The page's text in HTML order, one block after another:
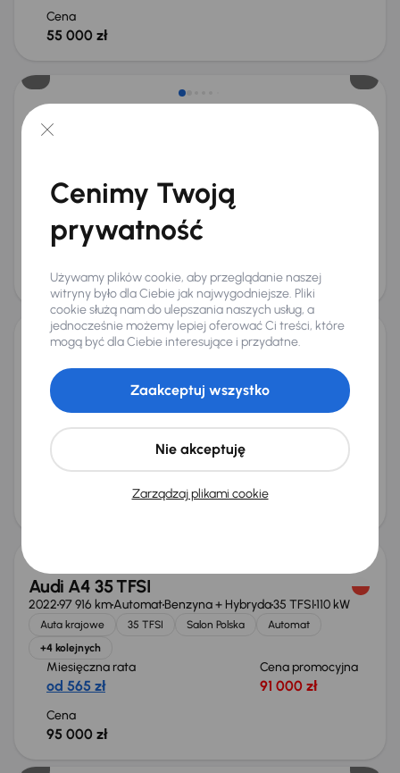
Cena
55 000 zł
Audi A4
2016
+7 kolejnych
Miesięczna rata
od 405 zł
Najniższa cena z 30 dni przed
69 500 zł
68 000 zł
Możliwość odliczenia VAT
2022109 067 km
Od pierwszego właściciela
Książka serwisowa
Miesięczna rata
od 536 zł
Cena promocyjna
Audi A4 35 TFSI
202297 916 kmAutomatBenzyna + Hybryda35 TFSI110 kW
Auta krajowe 35 TFSI Salon Polska
Automat
+4 kolejnych
Miesięczna rata
od 565 zł
Cena promocyjna
91 000 zł
Cena
95 000 zł
Cenimy Twoją
prywatność
Używamy plików cookie, aby przeglądanie naszej
witryny było dla Ciebie jak najwygodniejsze. Pliki
cookie służą nam do ulepszania naszych usług, a
jednocześnie możemy lepiej oferować Ci treści, które
mogą być dla Ciebie interesujące i przydatne.
Zarządzaj plikami cookie
Nie akceptuję
Zaakceptuj wszystko